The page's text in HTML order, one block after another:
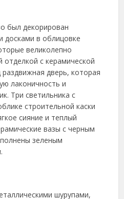
был декорирован
досками в облицовке
великолепно
с керамической
дверь, которая
лаконичность и
Три светильника с
строительной каски
сияние и теплый
вазы с черным
зеленым
шурупами,